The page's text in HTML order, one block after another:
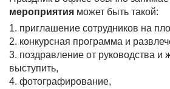
мероприятия может быть такой:
1. приглашение сотрудников на
2. конкурсная программа и
3. поздравление от руководства
выступить,
4. фотографирование,